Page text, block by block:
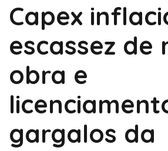
Capex
escassez de
obra e
gargalos da